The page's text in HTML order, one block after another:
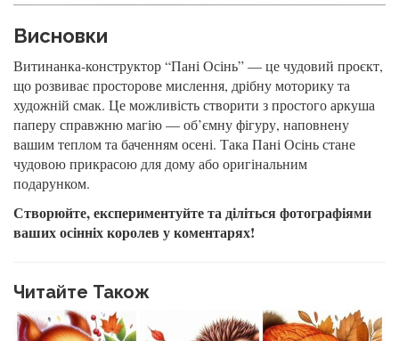
Висновки
Витинанка-конструктор “Пані Осінь” — це чудовий проєкт,
що розвиває просторове мислення, дрібну моторику та
художній смак. Це можливість створити з простого аркуша
паперу справжню магію — об’ємну фігуру, наповнену
вашим теплом та баченням осені. Така Пані Осінь стане
чудовою прикрасою для дому або оригінальним
подарунком.
Створюйте, експериментуйте та діліться фотографіями
ваших осінніх королев у коментарях!
Читайте Також